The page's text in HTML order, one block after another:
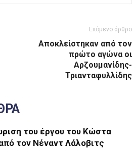
Επόμενο άρθρο
Αποκλείστηκαν από τον
πρώτο αγώνα οι
Αρζουμανίδης-
Τριανταφυλλίδης
του έργου του Κώστα
τον Νέναντ Λάλοβιτς